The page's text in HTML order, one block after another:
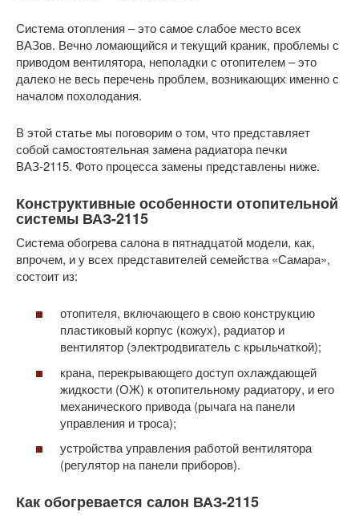
Система отопления – это самое слабое место всех
ВАЗов. Вечно ломающийся и текущий краник, проблемы с
приводом вентилятора, неполадки с отопителем – это
далеко не весь перечень проблем, возникающих именно с
началом похолодания.
В этой статье мы поговорим о том, что представляет
собой самостоятельная замена радиатора печки
ВАЗ-2115. Фото процесса замены представлены ниже.
Конструктивные особенности отопительной
системы ВАЗ-2115
Система обогрева салона в пятнадцатой модели, как,
впрочем, и у всех представителей семейства «Самара»,
состоит из:
отопителя, включающего в свою конструкцию
пластиковый корпус (кожух), радиатор и
вентилятор (электродвигатель с крыльчаткой);
крана, перекрывающего доступ охлаждающей
жидкости (ОЖ) к отопительному радиатору, и его
механического привода (рычага на панели
управления и троса);
устройства управления работой вентилятора
(регулятор на панели приборов).
Как обогревается салон ВАЗ-2115